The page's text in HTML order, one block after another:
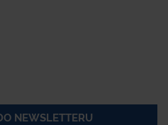
NEWSLETTERU